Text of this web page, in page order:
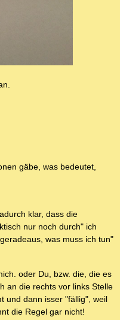
gäbe, was bedeutet,
klar, dass die
nur noch durch" ich
was muss ich tun"
oder Du, bzw. die, die es
an die rechts vor links Stelle
und dann isser "fällig", weil
die Regel gar nicht!